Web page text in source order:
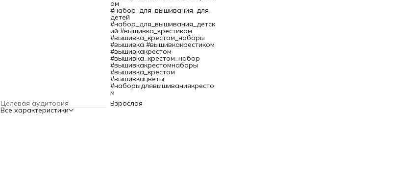
В работе используется канва Aida 16 каунта – этот материал
позволяет вышивать небольшими стежками и прекрасно
подходит для схем с подробной детализацией.
Совет: если вам не хватает опыта, сделайте разметку канвы,
ориентируясь по схеме. Разметка поможет вам быстрее
закончить вышивку и избежать возможных ошибок.
ом
#набор_для_вышивания_для_
детей
#набор_для_вышивания_детск
ий #вышивка_крестиком
#вышивка_крестом_наборы
#вышивка #вышивкакрестиком
#вышивкакрестом
#вышивка_крестом_набор
#вышивкакрестомнаборы
#вышивка_крестом
#вышивкацветы
#наборыдлявышиваниякресто
м
Целевая аудитория
Взрослая
Все характеристики